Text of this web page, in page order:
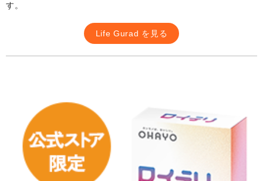
す。
Life Gurad を見る